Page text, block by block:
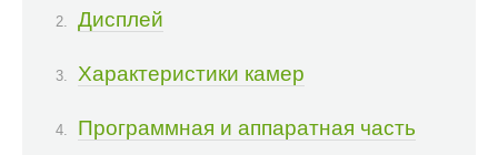
Дисплей
Характеристики камер
Программная и аппаратная часть